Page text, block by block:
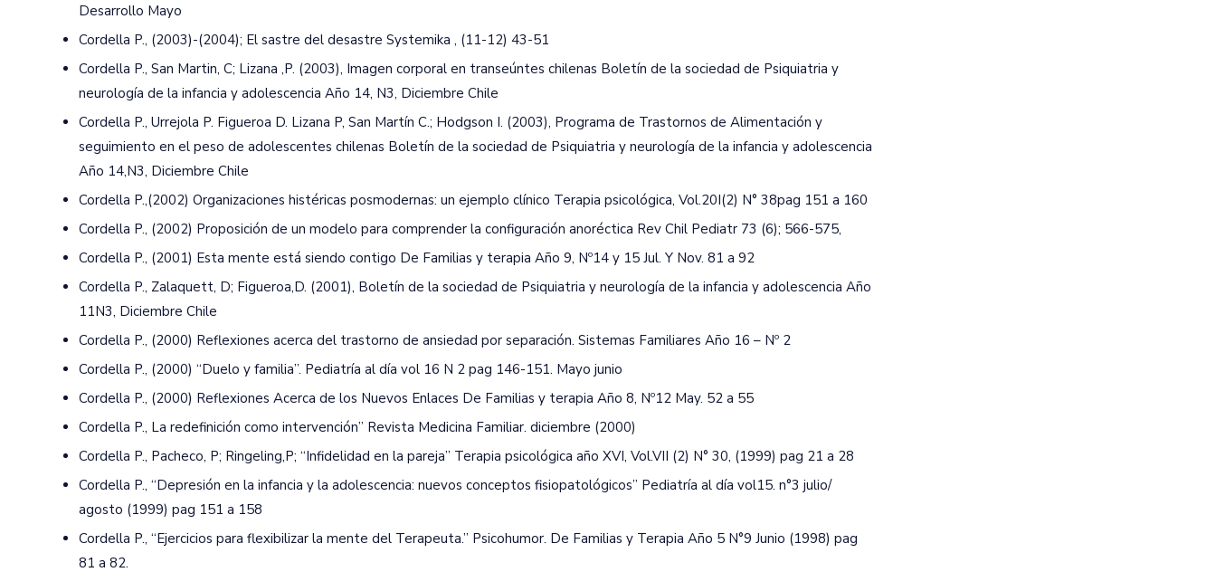
Desarrollo Mayo
Cordella P., (2003)-(2004); El sastre del desastre Systemika , (11-12) 43-51
Cordella P., San Martin, C; Lizana ,P. (2003), Imagen corporal en transeúntes chilenas Boletín de la sociedad de Psiquiatria y
neurología de la infancia y adolescencia Año 14, N3, Diciembre Chile
Cordella P., Urrejola P. Figueroa D. Lizana P, San Martín C.; Hodgson I. (2003), Programa de Trastornos de Alimentación y
seguimiento en el peso de adolescentes chilenas Boletín de la sociedad de Psiquiatria y neurología de la infancia y adolescencia
Año 14,N3, Diciembre Chile
Cordella P.,(2002) Organizaciones histéricas posmodernas: un ejemplo clínico Terapia psicológica, Vol.20I(2) N° 38pag 151 a 160
Cordella P., (2002) Proposición de un modelo para comprender la configuración anoréctica Rev Chil Pediatr 73 (6); 566-575,
Cordella P., (2001) Esta mente está siendo contigo De Familias y terapia Año 9, Nº14 y 15 Jul. Y Nov. 81 a 92
Cordella P., Zalaquett, D; Figueroa,D. (2001), Boletín de la sociedad de Psiquiatria y neurología de la infancia y adolescencia Año
11N3, Diciembre Chile
Cordella P., (2000) Reflexiones acerca del trastorno de ansiedad por separación. Sistemas Familiares Año 16 – Nº 2
Cordella P., (2000) “Duelo y familia”. Pediatría al día vol 16 N 2 pag 146-151. Mayo junio
Cordella P., (2000) Reflexiones Acerca de los Nuevos Enlaces De Familias y terapia Año 8, Nº12 May. 52 a 55
Cordella P., La redefinición como intervención” Revista Medicina Familiar. diciembre (2000)
Cordella P., Pacheco, P; Ringeling,P; “Infidelidad en la pareja” Terapia psicológica año XVI, Vol.VII (2) N° 30, (1999) pag 21 a 28
Cordella P., “Depresión en la infancia y la adolescencia: nuevos conceptos fisiopatológicos” Pediatría al día vol15. n°3 julio/
agosto (1999) pag 151 a 158
Cordella P., “Ejercicios para flexibilizar la mente del Terapeuta.” Psicohumor. De Familias y Terapia Año 5 N°9 Junio (1998) pag
81 a 82.